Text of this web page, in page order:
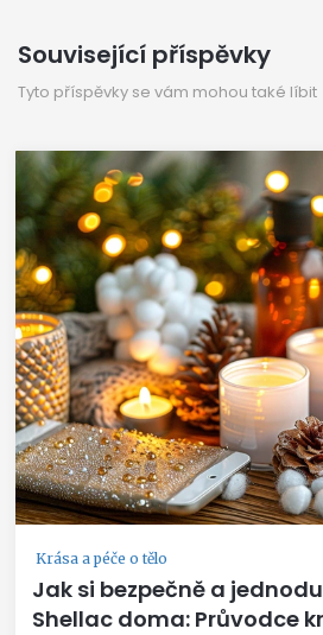
Související příspěvky
Tyto příspěvky se vám mohou také líbit
Krása a péče o tělo
Jak si bezpečně a
Shellac doma: Průvodce